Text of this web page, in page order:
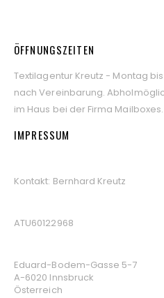
ÖFFNUNGSZEITEN
Textilagentur Kreutz - Montag
nach Vereinbarung.
im Haus bei der Firma Mailboxes.
IMPRESSUM
Kontakt: Bernhard Kreutz
ATU60122968
Eduard-Bodem-Gasse 5-7
A-6020 Innsbruck
Österreich